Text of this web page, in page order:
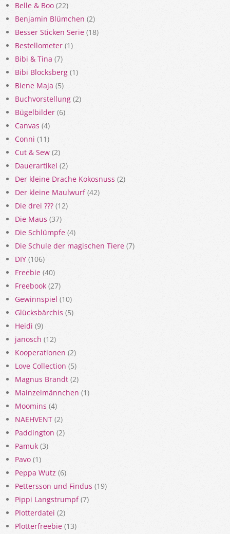
Belle & Boo (22)
Benjamin Blümchen (2)
Besser Sticken Serie (18)
Bestellometer (1)
Bibi & Tina (7)
Bibi Blocksberg (1)
Biene Maja (5)
Buchvorstellung (2)
Bügelbilder (6)
Canvas (4)
Conni (11)
Cut & Sew (2)
Dauerartikel (2)
Der kleine Drache Kokosnuss (2)
Der kleine Maulwurf(42)
Die drei ??? (12)
Die Maus (37)
Die Schlümpfe (4)
Die Schule der magischen Tiere (7)
DIY (106)
Freebie (40)
Freebook (27)
Gewinnspiel (10)
Glücksbärchis (5)
Heidi (9)
janosch (12)
Kooperationen (2)
Love Collection (5)
Magnus Brandt (2)
Mainzelmännchen (1)
Moomins (4)
NAEHVENT (2)
Paddington (2)
Pamuk (3)
Pavo (1)
Peppa Wutz (6)
Pettersson und Findus (19)
Pippi Langstrumpf(7)
Plotterdatei (2)
Plotterfreebie (13)